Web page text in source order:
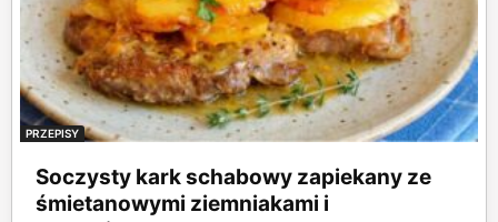
PRZEPISY
Soczysty kark schabowy zapiekany ze
śmietanowymi ziemniakami i